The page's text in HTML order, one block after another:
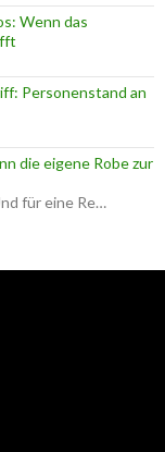
Wenn das
Personenstand an
die eigene Robe zur
für eine Re…